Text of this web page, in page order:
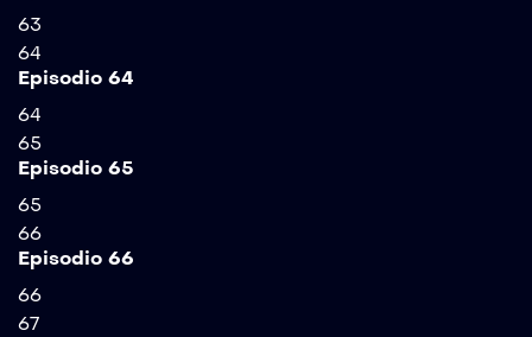
63
64
Episodio 64
64
65
Episodio 65
65
66
Episodio 66
66
67